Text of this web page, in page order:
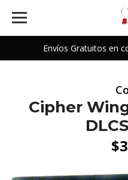
Envíos Gratuitos en
Cipher